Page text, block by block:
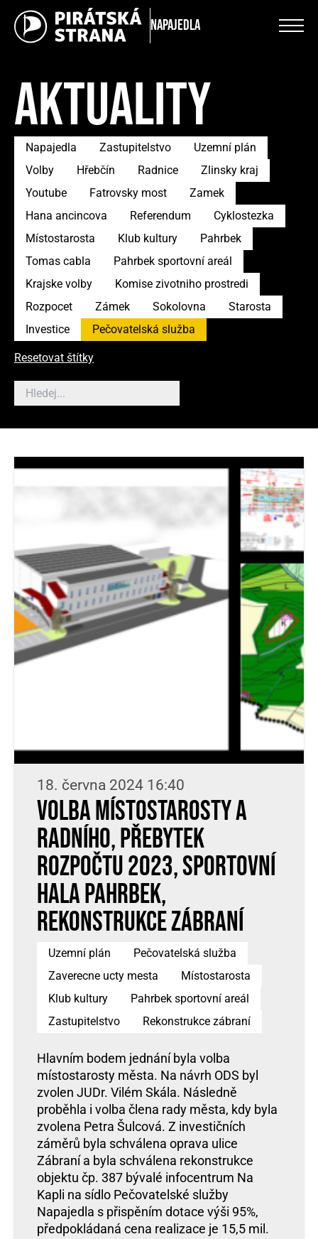
Napajedla
AKTUALITY
Napajedla Zastupitelstvo
Uzemní plán
Volby
Hřebčín Radnice
Zlinsky kraj
Youtube
Fatrovsky most
Zamek
Hana ancincova
Referendum
Cyklostezka
Místostarosta
Klub kultury
Pahrbek
Tomas cabla
Pahrbek sportovní areál
Krajske volby
Komise zivotniho prostredi
Rozpocet
Zámek Sokolovna
Starosta
Investice
Pečovatelská služba
Resetovat štítky
18. června 2024 16:40
Volba místostarosty a
radního, přebytek
rozpočtu 2023, sportovní
hala Pahrbek,
rekonstrukce Zábraní
Uzemní plán
Pečovatelská služba
Zaverecne ucty mesta
Místostarosta
Klub kultury
Pahrbek sportovní areál
Zastupitelstvo
Rekonstrukce zábraní
Hlavním bodem jednání byla volba
místostarosty města. Na návrh ODS byl
zvolen JUDr. Vilém Skála. Následně
proběhla i volba člena rady města, kdy byla
zvolena Petra Šulcová. Z investičních
záměrů byla schválena oprava ulice
Zábraní a byla schválena rekonstrukce
objektu čp. 387 bývalé infocentrum Na
Kapli na sídlo Pečovatelské služby
Napajedla s přispěním dotace výši 95%,
předpokládaná cena realizace je 15,5 mil.